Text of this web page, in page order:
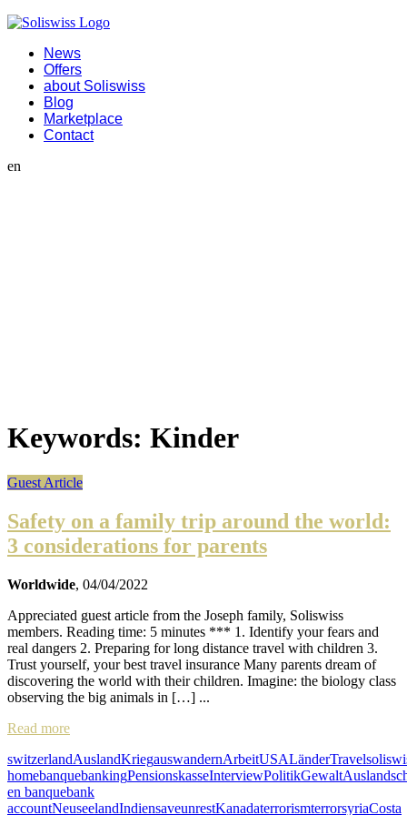
News
Offers
about Soliswiss
Blog
Marketplace
Contact
en
Keywords: Kinder
Guest Article
Safety on a family trip around the world:
3 considerations for parents
Worldwide, 04/04/2022
Appreciated guest article from the Joseph family, Soliswiss
members. Reading time: 5 minutes *** 1. Identify your fears and
real dangers 2. Preparing for long distance travel with children 3.
Trust yourself, your best travel insurance Many parents dream of
discovering the world with their children. Imagine: the biology class
observing the big animals in […] ...
Read more
switzerlandAuslandKriegauswandernArbeitUSALänderTravel
homebanquebankingPensionskasseInterviewPolitikGewalt
en banquebank
accountNeuseelandIndiensaveunrestKanadaterrorismterrorsyriaCosta